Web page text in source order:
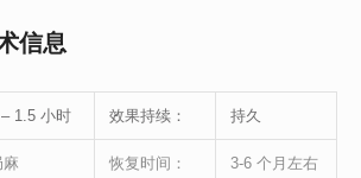
信息
1.5 小时 效果持续： 持久
麻 恢复时间： 3-6 个月左右